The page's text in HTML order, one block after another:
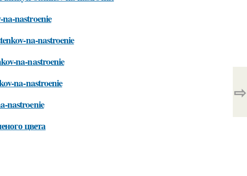
nastroenie
na-nastroenie
na-nastroenie
na-nastroenie
nastroenie
цвета
⇨